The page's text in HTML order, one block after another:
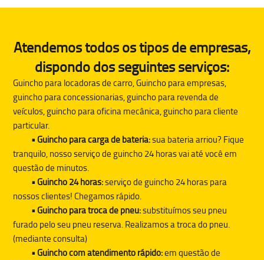
Atendemos todos os tipos de empresas,
dispondo dos seguintes serviços:
Guincho para locadoras de carro, Guincho para empresas,
guincho para concessionarias, guincho para revenda de
veículos, guincho para oficina mecânica, guincho para cliente
particular.
• Guincho para carga de bateria:sua bateria arriou? Fique
tranquilo, nosso serviço de guincho 24 horas vai até você em
questão de minutos.
• Guincho 24 horas:serviço de guincho 24 horas para
nossos clientes! Chegamos rápido.
• Guincho para troca de pneu:substituímos seu pneu
furado pelo seu pneu reserva. Realizamos a troca do pneu.
(mediante consulta)
• Guincho com atendimento rápido:em questão de